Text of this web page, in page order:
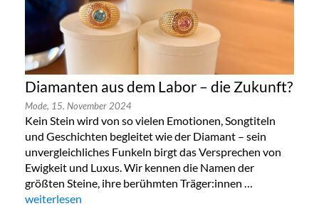
Diamanten aus dem Labor – die Zukunft?
Mode, 15. November 2024
Kein Stein wird von so vielen Emotionen, Songtiteln
und Geschichten begleitet wie der Diamant – sein
unvergleichliches Funkeln birgt das Versprechen von
Ewigkeit und Luxus. Wir kennen die Namen der
größten Steine, ihre berühmten Träger:innen …
„Diamanten aus dem Labor – die Zukunft?“
weiterlesen